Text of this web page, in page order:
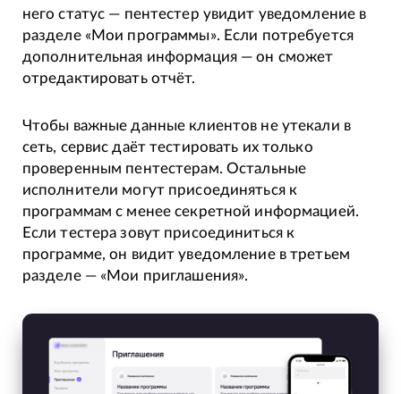
него статус — пентестер увидит уведомление в
разделе «Мои программы». Если потребуется
дополнительная информация — он сможет
отредактировать отчёт.
Чтобы важные данные клиентов не утекали в
сеть, сервис даёт тестировать их только
проверенным пентестерам. Остальные
исполнители могут присоединяться к
программам с менее секретной информацией.
Если тестера зовут присоединиться к
программе, он видит уведомление в третьем
разделе — «Мои приглашения».